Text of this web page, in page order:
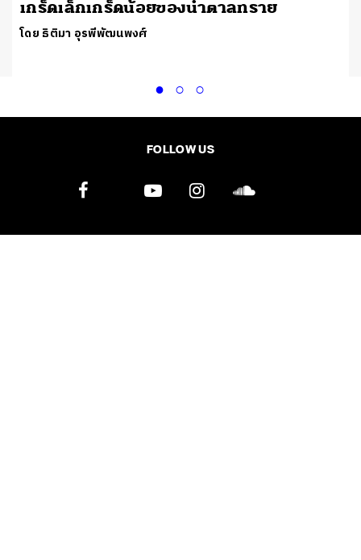
เกร็ดเล็กเกร็ดน้อยของน้ำตาลทราย
โดย ธิติมา อุรพีพัฒนพงศ์
FOLLOW US